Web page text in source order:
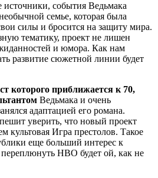
события Ведьмака
семье, которая была
силы и бросится на защиту мира.
тематику, проект не лишен
и юмора. Как нам
развитие сюжетной линии будет
которого приближается к 70,
Ведьмака и очень
адаптацией его романа.
уверить, что новый проект
культовая Игра престолов. Такое
еще больший интерес к
HBO будет ой, как не